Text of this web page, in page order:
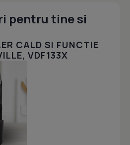
pentru tine si
CALD SI FUNCTIE
VDF133X